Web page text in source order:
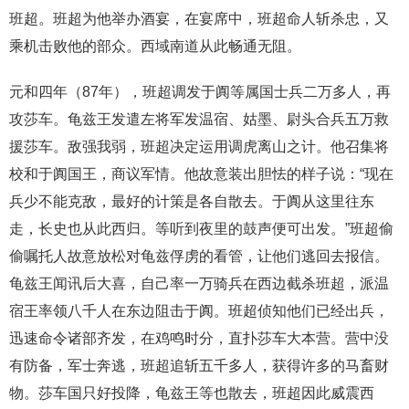
班超。班超为他举办酒宴，在宴席中，班超命人斩杀忠，又
乘机击败他的部众。西域南道从此畅通无阻。
元和四年（87年），班超调发于阗等属国士兵二万多人，再
攻莎车。龟兹王发遣左将军发温宿、姑墨、尉头合兵五万救
援莎车。敌强我弱，班超决定运用调虎离山之计。他召集将
校和于阗国王，商议军情。他故意装出胆怯的样子说：“现在
兵少不能克敌，最好的计策是各自散去。于阗从这里往东
走，长史也从此西归。等听到夜里的鼓声便可出发。”班超偷
偷嘱托人故意放松对龟兹俘虏的看管，让他们逃回去报信。
龟兹王闻讯后大喜，自己率一万骑兵在西边截杀班超，派温
宿王率领八千人在东边阻击于阗。班超侦知他们已经出兵，
迅速命令诸部齐发，在鸡鸣时分，直扑莎车大本营。营中没
有防备，军士奔逃，班超追斩五千多人，获得许多的马畜财
物。莎车国只好投降，龟兹王等也散去，班超因此威震西